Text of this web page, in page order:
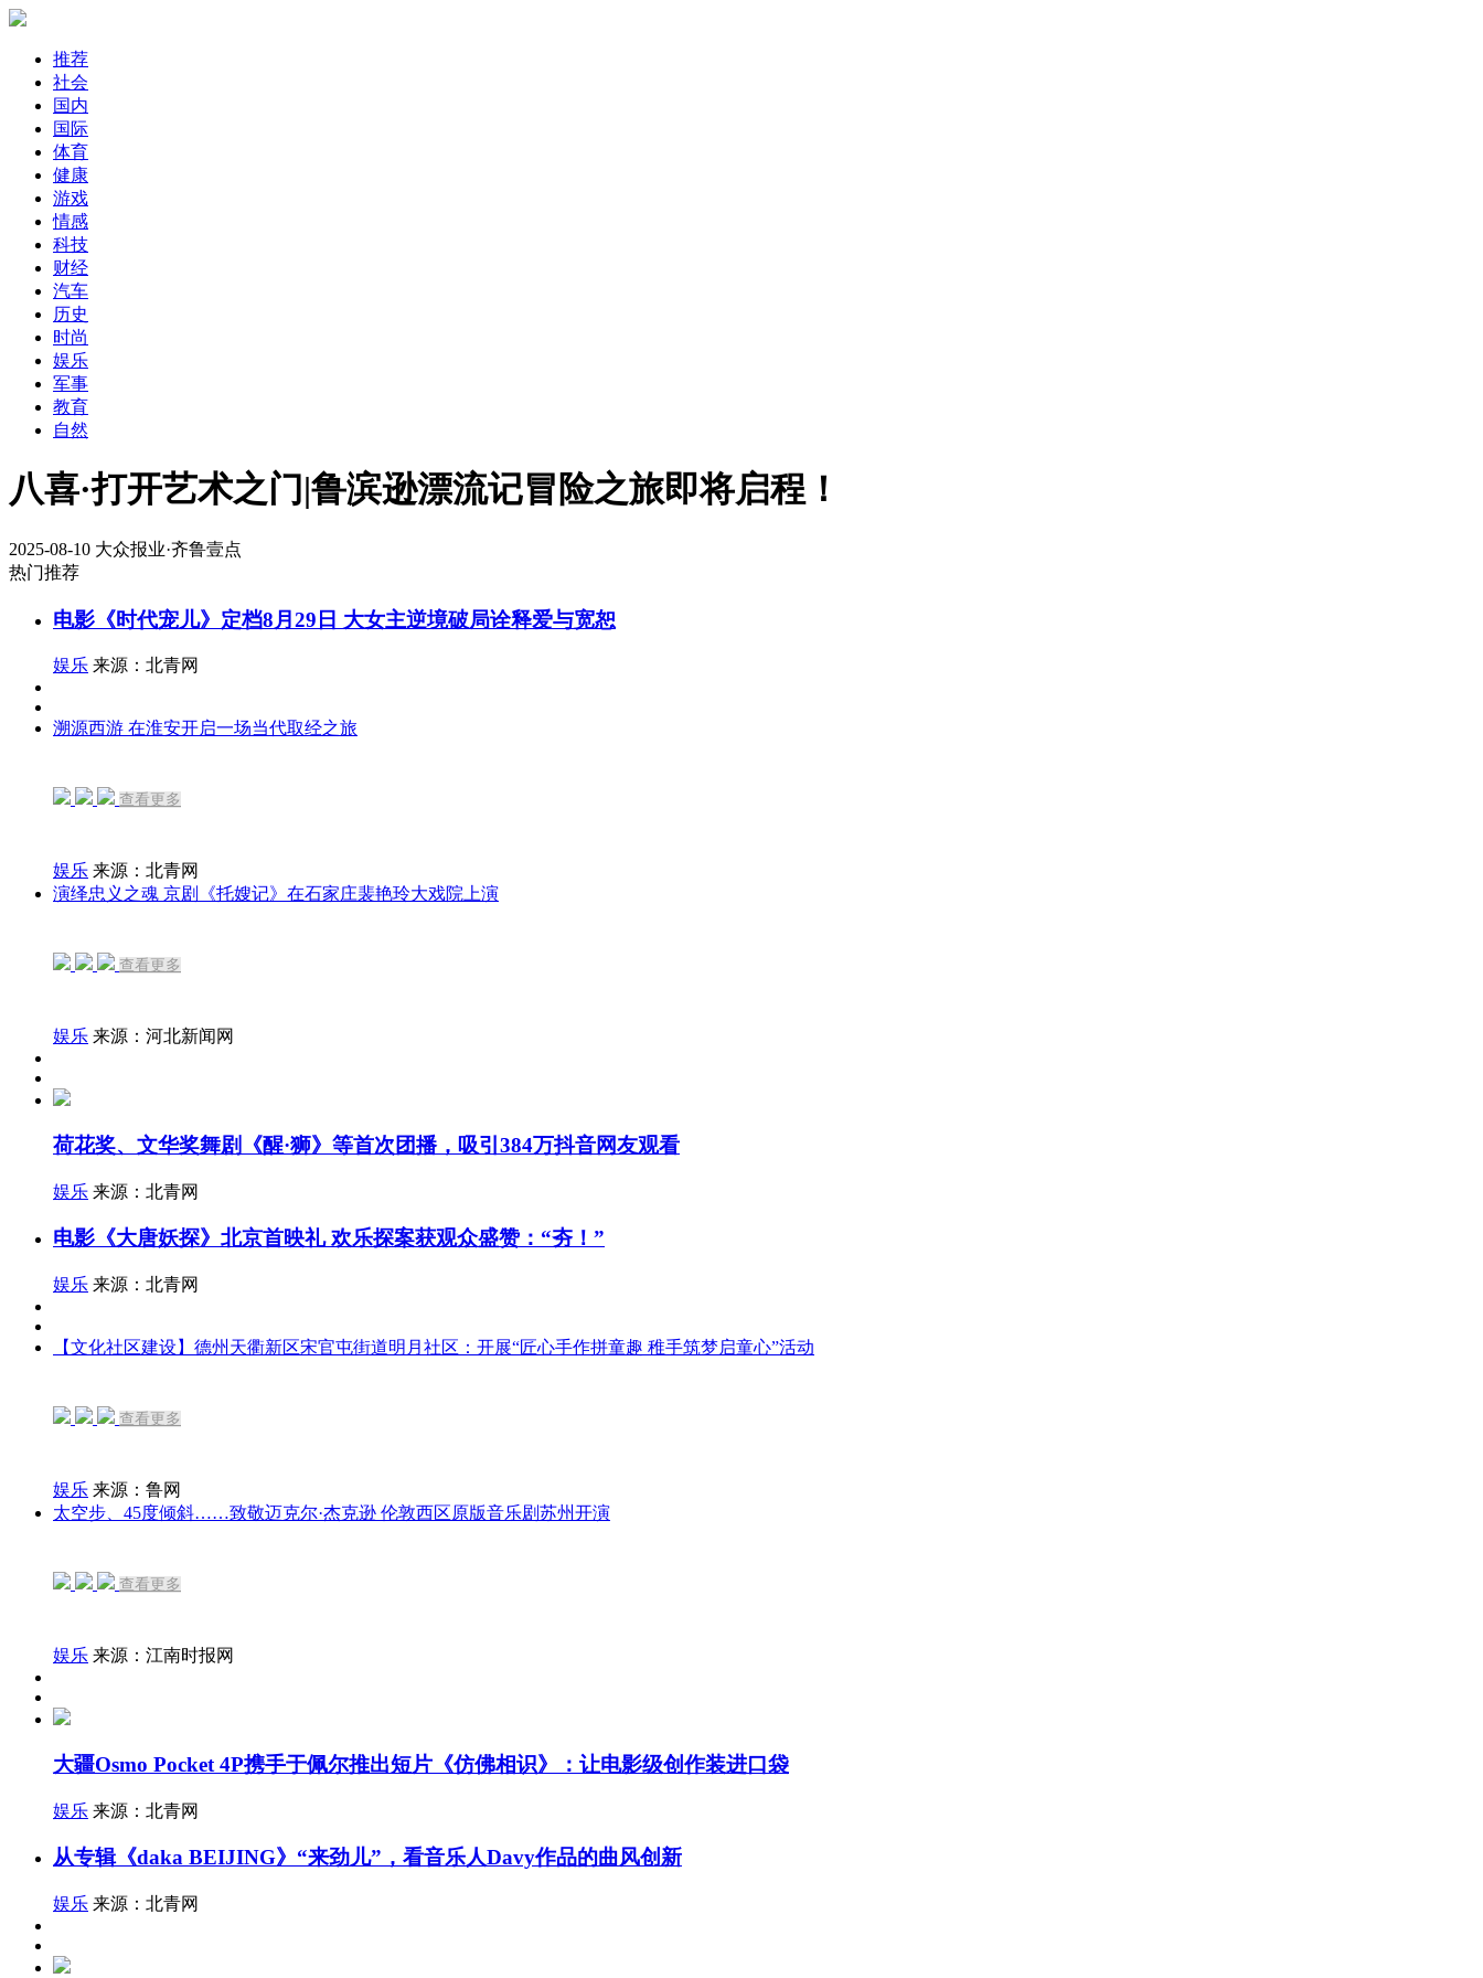
推荐
社会
国内
国际
体育
健康
游戏
情感
科技
财经
汽车
历史
时尚
娱乐
军事
教育
自然
八喜·打开艺术之门|鲁滨逊漂流记冒险之旅即将启程！
2025-08-10 大众报业·齐鲁壹点
热门推荐
电影《时代宠儿》定档8月29日 大女主逆境破局诠释爱与宽恕
娱乐 来源：北青网
溯源西游 在淮安开启一场当代取经之旅
查看更多
娱乐 来源：北青网
演绎忠义之魂 京剧《托嫂记》在石家庄裴艳玲大戏院上演
查看更多
娱乐 来源：河北新闻网
荷花奖、文华奖舞剧《醒·狮》等首次团播，吸引384万抖音网友观看
娱乐 来源：北青网
电影《大唐妖探》北京首映礼 欢乐探案获观众盛赞：“夯！”
娱乐 来源：北青网
【文化社区建设】德州天衢新区宋官屯街道明月社区：开展“匠心手作拼童趣 稚手筑梦启童心”活动
查看更多
娱乐 来源：鲁网
太空步、45度倾斜……致敬迈克尔·杰克逊 伦敦西区原版音乐剧苏州开演
查看更多
娱乐 来源：江南时报网
大疆Osmo Pocket 4P携手于佩尔推出短片《仿佛相识》：让电影级创作装进口袋
娱乐 来源：北青网
从专辑《daka BEIJING》“来劲儿”，看音乐人Davy作品的曲风创新
娱乐 来源：北青网